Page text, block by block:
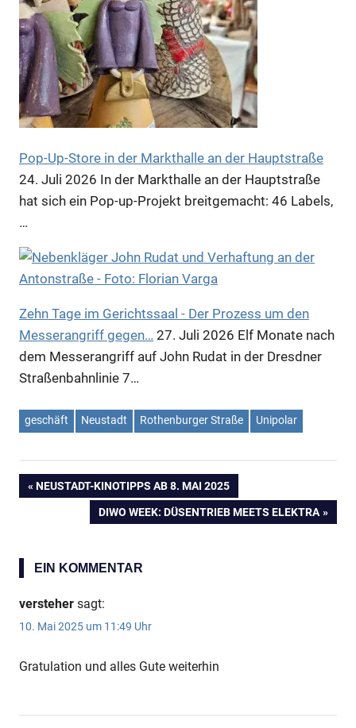
Pop-Up-Store in der Markthalle an der Hauptstraße
24. Juli 2026 In der Markthalle an der Hauptstraße
hat sich ein Pop-up-Projekt breitgemacht: 46 Labels,
…
Zehn Tage im Gerichtssaal - Der Prozess um den
Messerangriff gegen… 27. Juli 2026 Elf Monate nach
dem Messerangriff auf John Rudat in der Dresdner
Straßenbahnlinie 7…
geschäft Neustadt Rothenburger Straße Unipolar
Beitragsnavigation
VORHERIGER
NEUSTADT-KINOTIPPS AB 8. MAI 2025
NÄCHSTER
DIWO WEEK: DÜSENTRIEB MEETS ELEKTRA
EIN KOMMENTAR
versteher sagt:
10. Mai 2025 um 11:49 Uhr
Gratulation und alles Gute weiterhin